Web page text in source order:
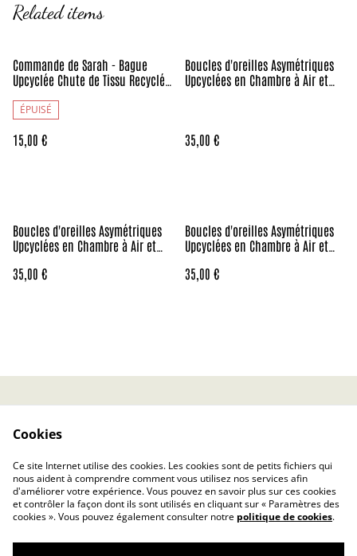
Related items
Commande de Sarah - Bague
Upcyclée Chute de Tissu Recyclée
ÉPUISÉ
15,00 €
Boucles d'oreilles Asymétriques
Upcyclées en Chambre à Air et
35,00 €
Boucles d'oreilles Asymétriques
Upcyclées en Chambre à Air et
35,00 €
Boucles d'oreilles Asymétriques
Upcyclées en Chambre à Air et
35,00 €
Politique de confidentialité
Rétractation
Cookies
Ce site Internet utilise des cookies. Les cookies sont de petits fichiers qui
nous aident à comprendre comment vous utilisez nos services afin
d'améliorer votre expérience. Vous pouvez en savoir plus sur ces cookies
et contrôler la façon dont ils sont utilisés en cliquant sur « Paramètres des
cookies ». Vous pouvez également consulter notre politique de cookies.